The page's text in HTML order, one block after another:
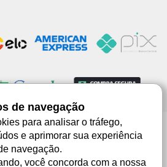
99 | Av. Júlio de Castilhos, 1553 - 02 - Três
os direitos reservados
são meramente lustrativas, podendo haver
de navegação
para analisar o tráfego,
e aprimorar sua experiência
navegação.
você concorda com a nossa